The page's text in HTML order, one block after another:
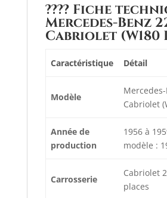
????️ Fiche
Mercedes-Benz
Cabriolet (W180
Caractéristique Détail
Modèle
Mercedes-
Cabriolet
Année de
production
1956 à
modèle :
Carrosserie
Cabriolet
places